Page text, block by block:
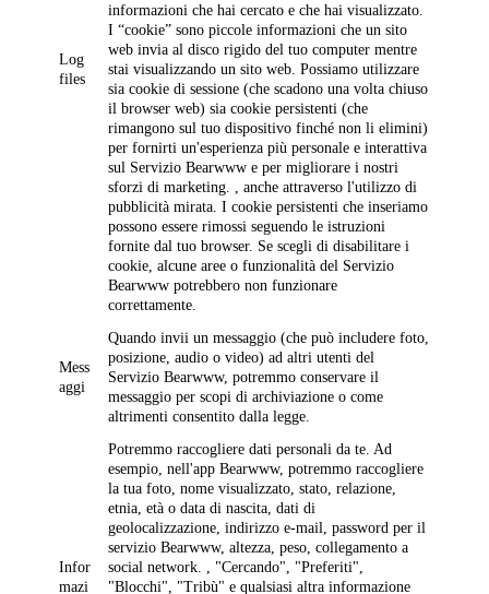
Log
files
informazioni che hai cercato e che hai visualizzato.
I “cookie” sono piccole informazioni che un sito
web invia al disco rigido del tuo computer mentre
stai visualizzando un sito web. Possiamo utilizzare
sia cookie di sessione (che scadono una volta chiuso
il browser web) sia cookie persistenti (che
rimangono sul tuo dispositivo finché non li elimini)
per fornirti un'esperienza più personale e interattiva
sul Servizio Bearwww e per migliorare i nostri
sforzi di marketing. , anche attraverso l'utilizzo di
pubblicità mirata. I cookie persistenti che inseriamo
possono essere rimossi seguendo le istruzioni
fornite dal tuo browser. Se scegli di disabilitare i
cookie, alcune aree o funzionalità del Servizio
Bearwww potrebbero non funzionare
correttamente.
Mess
aggi
Quando invii un messaggio (che può includere foto,
posizione, audio o video) ad altri utenti del
Servizio Bearwww, potremmo conservare il
messaggio per scopi di archiviazione o come
altrimenti consentito dalla legge.
Infor
mazi
Potremmo raccogliere dati personali da te. Ad
esempio, nell'app Bearwww, potremmo raccogliere
la tua foto, nome visualizzato, stato, relazione,
etnia, età o data di nascita, dati di
geolocalizzazione, indirizzo e-mail, password per il
servizio Bearwww, altezza, peso, collegamento a
social network. , "Cercando", "Preferiti",
"Blocchi", "Tribù" e qualsiasi altra informazione